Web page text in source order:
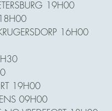
16 Nov		HERV KERK WELGELEGEN PIETERSBURG	19H00
18H00
KRUGERSDORP 16H00
19H00
09H00